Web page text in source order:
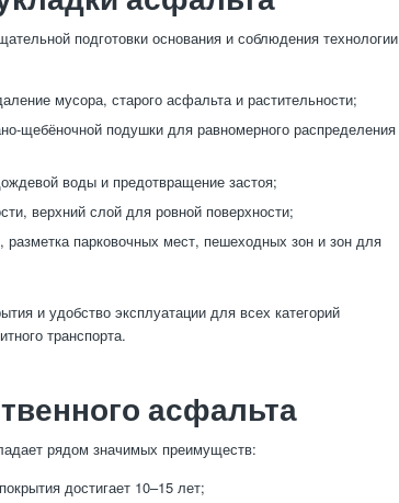
подготовки основания и соблюдения технологии
мусора, старого асфальта и растительности;
щебёночной подушки для равномерного распределения
воды и предотвращение застоя;
верхний слой для ровной поверхности;
разметка парковочных мест, пешеходных зон и зон для
и удобство эксплуатации для всех категорий
транспорта.
асфальта
рядом значимых преимуществ:
достигает 10–15 лет;